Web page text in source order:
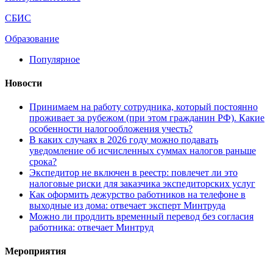
СБИС
Образование
Популярное
Новости
Принимаем на работу сотрудника, который постоянно
проживает за рубежом (при этом гражданин РФ). Какие
особенности налогообложения учесть?
В каких случаях в 2026 году можно подавать
уведомление об исчисленных суммах налогов раньше
срока?
Экспедитор не включен в реестр: повлечет ли это
налоговые риски для заказчика экспедиторских услуг
Как оформить дежурство работников на телефоне в
выходные из дома: отвечает эксперт Минтруда
Можно ли продлить временный перевод без согласия
работника: отвечает Минтруд
Мероприятия